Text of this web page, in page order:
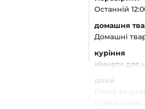
Останній
домашня
Домашні
куріння
кімнати для
дітей